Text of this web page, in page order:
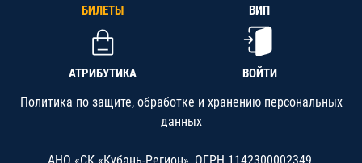
БИЛЕТЫ ВИП
АТРИБУТИКА ВОЙТИ
Политика по защите, обработке и хранению персональных
данных